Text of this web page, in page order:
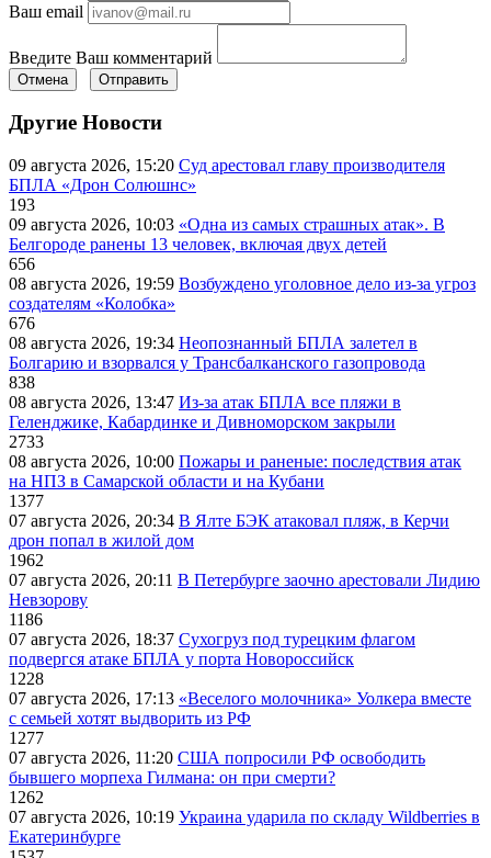
Ваш email
Введите Ваш комментарий
Отмена Отправить
Другие Новости
09 августа 2026, 15:20 Суд арестовал главу производителя
БПЛА «Дрон Солюшнс»
193
09 августа 2026, 10:03 «Одна из самых страшных атак». В
Белгороде ранены 13 человек, включая двух детей
656
08 августа 2026, 19:59 Возбуждено уголовное дело из-за угроз
создателям «Колобка»
676
08 августа 2026, 19:34 Неопознанный БПЛА залетел в
Болгарию и взорвался у Трансбалканского газопровода
838
08 августа 2026, 13:47 Из-за атак БПЛА все пляжи в
Геленджике, Кабардинке и Дивноморском закрыли
2733
08 августа 2026, 10:00 Пожары и раненые: последствия атак
на НПЗ в Самарской области и на Кубани
1377
07 августа 2026, 20:34 В Ялте БЭК атаковал пляж, в Керчи
дрон попал в жилой дом
1962
07 августа 2026, 20:11 В Петербурге заочно арестовали Лидию
Невзорову
1186
07 августа 2026, 18:37 Сухогруз под турецким флагом
подвергся атаке БПЛА у порта Новороссийск
1228
07 августа 2026, 17:13 «Веселого молочника» Уолкера вместе
с семьей хотят выдворить из РФ
1277
07 августа 2026, 11:20 США попросили РФ освободить
бывшего морпеха Гилмана: он при смерти?
1262
07 августа 2026, 10:19 Украина ударила по складу Wildberries в
Екатеринбурге